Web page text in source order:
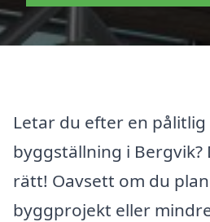
Letar du efter en
byggställning i
rätt! Oavsett om du
byggprojekt eller